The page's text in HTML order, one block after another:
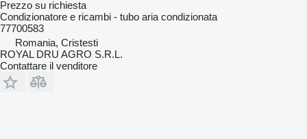
Prezzo su richiesta
Condizionatore e ricambi - tubo aria condizionata
77700583
Romania, Cristesti
ROYAL DRU AGRO S.R.L.
Contattare il venditore